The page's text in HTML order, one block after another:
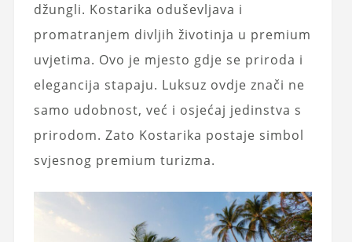
džungli. Kostarika oduševljava i
promatranjem divljih životinja u premium
uvjetima. Ovo je mjesto gdje se priroda i
elegancija stapaju. Luksuz ovdje znači ne
samo udobnost, već i osjećaj jedinstva s
prirodom. Zato Kostarika postaje simbol
svjesnog premium turizma.